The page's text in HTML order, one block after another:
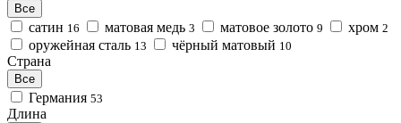
Все
сатин 16 матовая медь 3 матовое золото 9 хром 2
оружейная сталь 13 чёрный матовый 10
Страна
Все
Германия 53
Длина